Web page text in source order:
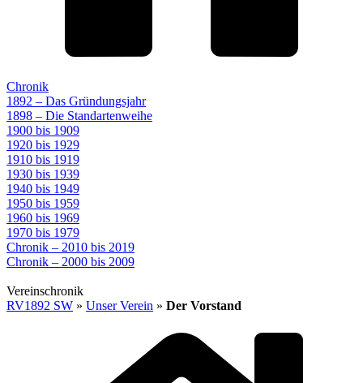
Chronik
1892 – Das Gründungsjahr
1898 – Die Standartenweihe
1900 bis 1909
1920 bis 1929
1910 bis 1919
1930 bis 1939
1940 bis 1949
1950 bis 1959
1960 bis 1969
1970 bis 1979
Chronik – 2010 bis 2019
Chronik – 2000 bis 2009
Vereinschronik
RV1892 SW » Unser Verein » Der Vorstand